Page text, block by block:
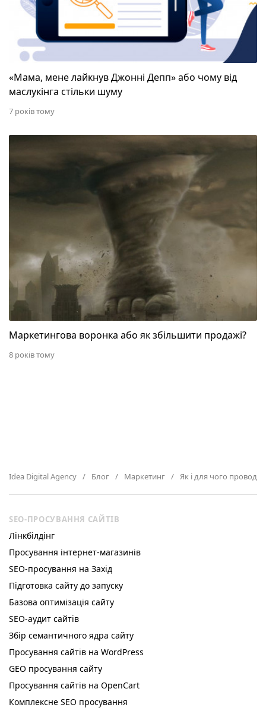
«Мама, мене лайкнув Джонні Депп» або чому від
маслукінга стільки шуму
7 років тому
Маркетингова воронка або як збільшити продажі?
Маркетингова воронка або як збільшити продажі?
8 років тому
Idea Digital Agency Блог Маркетинг Як і для чого
SEO-ПРОСУВАННЯ САЙТІВ
Лінкбілдінг
Просування інтернет-магазинів
SEO-просування на Захід
Підготовка сайту до запуску
Базова оптимізація сайту
SEO-аудит сайтів
Збір семантичного ядра сайту
Просування сайтів на WordPress
GEO просування сайту
Просування сайтів на OpenCart
Комплексне SEO просування